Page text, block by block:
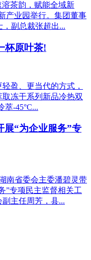
溶茶韵，赋能全域新
产业园举行。集团董事
副总裁张超出...
杯原叶茶!
盈、更当代的方式，
冻干系列新品冷热双
萃-45°C...
展“为企业服务”专
南省委会主委潘碧灵带
”专项民主监督相关工
主任周芳，县...